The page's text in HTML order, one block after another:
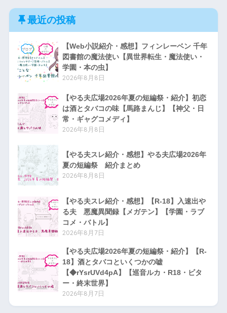
最近の投稿
【Web小説紹介・感想】フィンレーベン 千年
図書館の魔法使い【異世界転生・魔法使い・
学園・本の虫】
2026年8月8日
【やる夫広場2026年夏の短編祭・紹介】初恋
は酒とタバコの味【馬路まんじ】【神父・日
常・ギャグコメディ】
2026年8月8日
【やる夫スレ紹介・感想】やる夫広場2026年
夏の短編祭 紹介まとめ
2026年8月8日
【やる夫スレ紹介・感想】【R-18】入速出や
る夫 悪魔異聞録【メガテン】【学園・ラブ
コメ・バトル】
2026年8月7日
【やる夫広場2026年夏の短編祭・紹介】【R-
18】酒とタバコといくつかの嘘
【◆rYsrUVd4pA】【巡音ルカ・R18・ビタ
ー・終末世界】
2026年8月7日